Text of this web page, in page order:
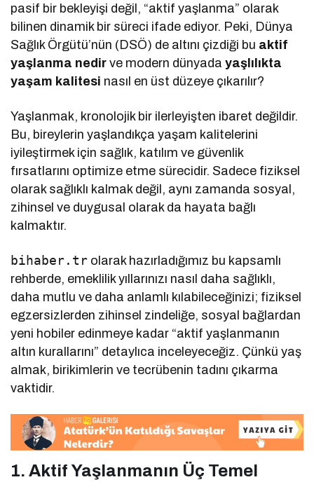
pasif bir bekleyişi değil, “aktif yaşlanma” olarak
bilinen dinamik bir süreci ifade ediyor. Peki, Dünya
Sağlık Örgütü’nün (DSÖ) de altını çizdiği bu aktif
yaşlanma nedir ve modern dünyadayaşlılıkta
yaşam kalitesi nasıl en üst düzeye çıkarılır?
Yaşlanmak, kronolojik bir ilerleyişten ibaret değildir.
Bu, bireylerin yaşlandıkça yaşam kalitelerini
iyileştirmek için sağlık, katılım ve güvenlik
fırsatlarını optimize etme sürecidir. Sadece fiziksel
olarak sağlıklı kalmak değil, aynı zamanda sosyal,
zihinsel ve duygusal olarak da hayata bağlı
kalmaktır.
bihaber.tr olarak hazırladığımız bu kapsamlı
rehberde, emeklilik yıllarınızı nasıl daha sağlıklı,
daha mutlu ve daha anlamlı kılabileceğinizi; fiziksel
egzersizlerden zihinsel zindeliğe, sosyal bağlardan
yeni hobiler edinmeye kadar “aktif yaşlanmanın
altın kurallarını” detaylıca inceleyeceğiz. Çünkü yaş
almak, birikimlerin ve tecrübenin tadını çıkarma
vaktidir.
1. Aktif Yaşlanmanın Üç Temel